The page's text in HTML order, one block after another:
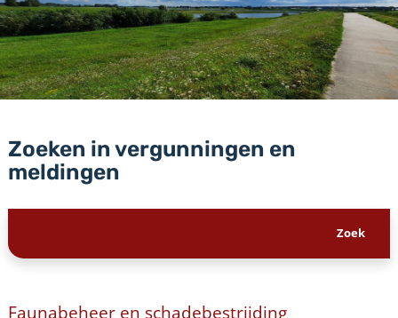
Zoeken in vergunningen en
meldingen
Faunabeheer en schadebestrijding